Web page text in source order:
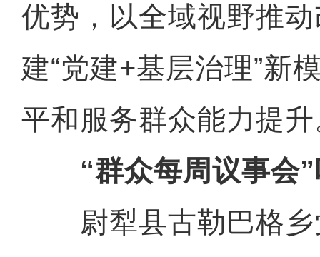
优势，以全域视野推
建“党建+基层治理”新
平和服务群众能力提
“群众每周议事会”
尉犁县古勒巴格乡